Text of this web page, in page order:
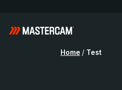
Home / Test